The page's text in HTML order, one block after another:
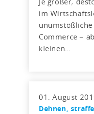
im
unumstößliche
Commerce –
kleinen…
01. August
Dehnen,